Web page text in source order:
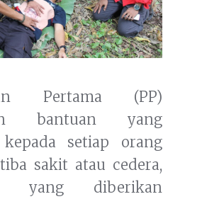
Pertama (PP)
bantuan yang
setiap orang
sakit atau cedera,
yang diberikan